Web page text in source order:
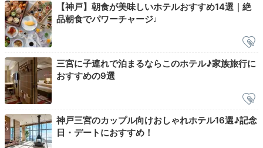
お部屋も広くて、大浴場も大きくて、朝食も美味しい♪
記憶に残る家族旅行の1ページに刻んだら、まったり時
間も終了です。フロントに置いてあるボックスにカード
キーを入れるだけでチェックアウト完了です。
【神戸】朝食が美味しいホテルおすすめ14選｜絶
品朝食でパワーチャージ♩
三宮に子連れで泊まるならこのホテル♪家族旅行に
おすすめの9選
神戸三宮のカップル向けおしゃれホテル16選♪記念
日・デートにおすすめ！